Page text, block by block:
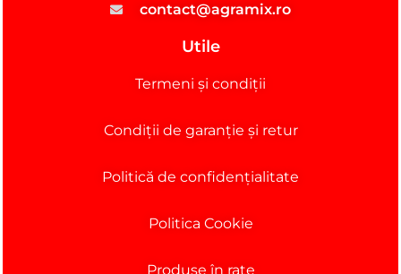
contact@agramix.ro
Utile
Termeni și condiții
Condiții de garanție și retur
Politică de confidențialitate
Politica Cookie
Produse în rate